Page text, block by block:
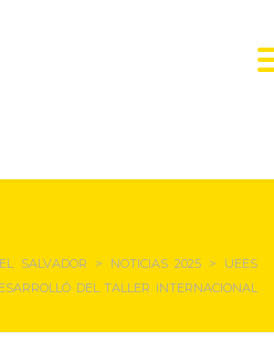
SALVADOR > NOTICIAS 2025 > UEES
DEL TALLER INTERNACIONAL